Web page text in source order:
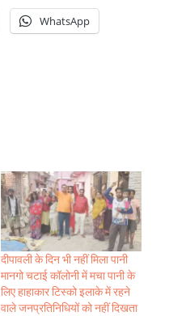
WhatsApp
दीपावली के दिन भी नहीं मिला पानी
मानगो चटाई कॉलोनी में मचा पानी के
लिए हाहाकार टिस्को इलाके में रहने
वाले जनप्रतिनिधियों को नहीं दिखता